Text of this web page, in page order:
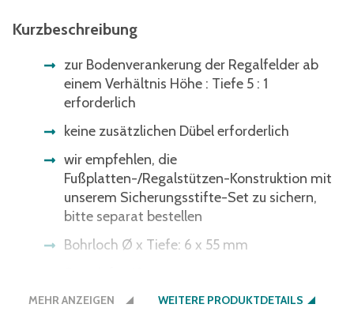
Kurzbeschreibung
zur Bodenverankerung der Regalfelder ab
einem Verhältnis Höhe : Tiefe 5 : 1
erforderlich
keine zusätzlichen Dübel erforderlich
wir empfehlen, die
Fußplatten-/Regalstützen-Konstruktion mit
unserem Sicherungsstifte-Set zu sichern,
bitte separat bestellen
Bohrloch Ø x Tiefe: 6 x 55 mm
Klemmstärke: 10 mm
MEHR ANZEIGEN WEITERE PRODUKTDETAILS